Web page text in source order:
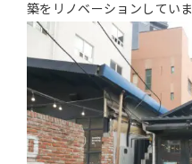
築をリノベーションしていま